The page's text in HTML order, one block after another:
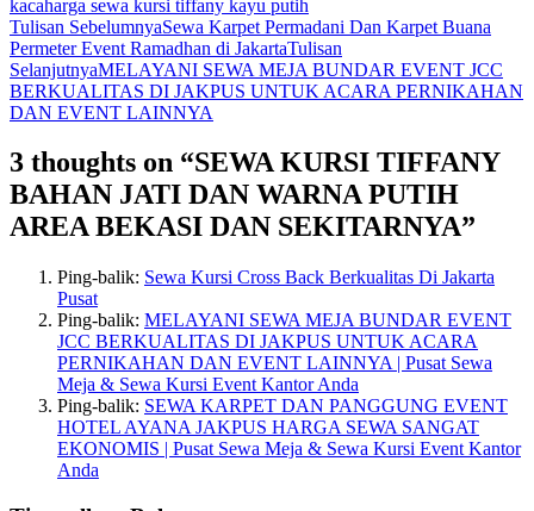
kacaharga sewa kursi tiffany kayu putih
Navigasi
Tulisan
Tulisan SebelumnyaSewa Karpet Permadani Dan Karpet Buana
Permeter Event Ramadhan di JakartaTulisan
SelanjutnyaMELAYANI SEWA MEJA BUNDAR EVENT JCC
BERKUALITAS DI JAKPUS UNTUK ACARA PERNIKAHAN
DAN EVENT LAINNYA
3 thoughts on “SEWA KURSI TIFFANY
BAHAN JATI DAN WARNA PUTIH
AREA BEKASI DAN SEKITARNYA”
Ping-balik: Sewa Kursi Cross Back Berkualitas Di Jakarta
Pusat
Ping-balik: MELAYANI SEWA MEJA BUNDAR EVENT
JCC BERKUALITAS DI JAKPUS UNTUK ACARA
PERNIKAHAN DAN EVENT LAINNYA | Pusat Sewa
Meja & Sewa Kursi Event Kantor Anda
Ping-balik: SEWA KARPET DAN PANGGUNG EVENT
HOTEL AYANA JAKPUS HARGA SEWA SANGAT
EKONOMIS | Pusat Sewa Meja & Sewa Kursi Event Kantor
Anda